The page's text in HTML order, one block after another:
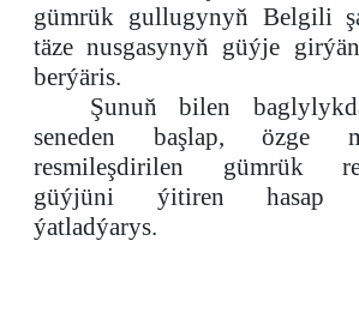
gümrük gullugynyň Belgili
täze nusgasynyň güýje
berýäris.
Şunuň bilen
seneden başlap, özge
resmileşdirilen gümrük
güýjüni ýitiren hasap
ýatladýarys.